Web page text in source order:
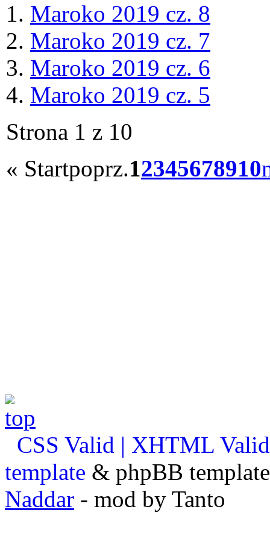
Maroko 2019 cz. 8
Maroko 2019 cz. 7
Maroko 2019 cz. 6
Maroko 2019 cz. 5
Strona 1 z 10
« Startpoprz.12345678910
CSS Valid | XHTML
template & phpBB
Naddar - mod by Tanto